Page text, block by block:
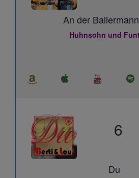
An der
Huhnsohn und
6
Du